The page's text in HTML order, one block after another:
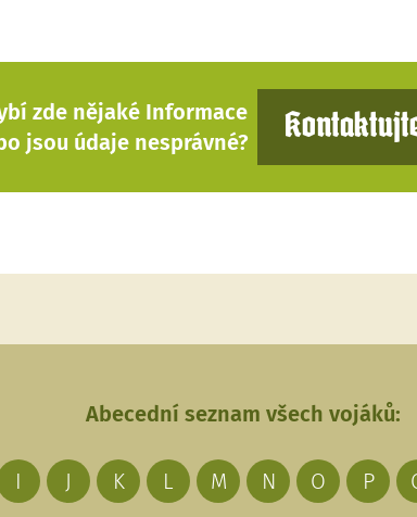
zde nějaké Informace
jsou údaje nesprávné?
Abecední seznam všech vojáků:
I J K L M N O P